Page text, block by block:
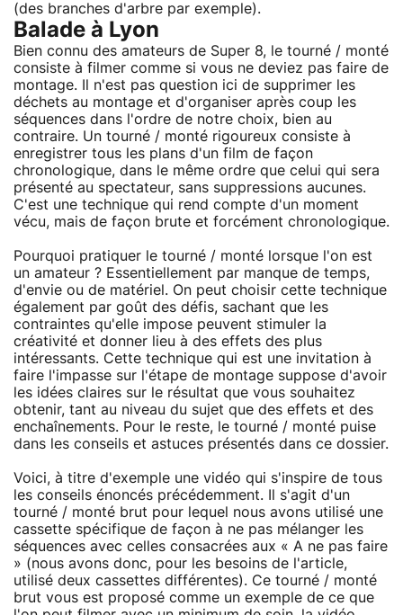
(des branches d'arbre par exemple).
Balade à Lyon
Bien connu des amateurs de Super 8, le tourné / monté
consiste à filmer comme si vous ne deviez pas faire de
montage. Il n'est pas question ici de supprimer les
déchets au montage et d'organiser après coup les
séquences dans l'ordre de notre choix, bien au
contraire. Un tourné / monté rigoureux consiste à
enregistrer tous les plans d'un film de façon
chronologique, dans le même ordre que celui qui sera
présenté au spectateur, sans suppressions aucunes.
C'est une technique qui rend compte d'un moment
vécu, mais de façon brute et forcément chronologique.
Pourquoi pratiquer le tourné / monté lorsque l'on est
un amateur ? Essentiellement par manque de temps,
d'envie ou de matériel. On peut choisir cette technique
également par goût des défis, sachant que les
contraintes qu'elle impose peuvent stimuler la
créativité et donner lieu à des effets des plus
intéressants. Cette technique qui est une invitation à
faire l'impasse sur l'étape de montage suppose d'avoir
les idées claires sur le résultat que vous souhaitez
obtenir, tant au niveau du sujet que des effets et des
enchaînements. Pour le reste, le tourné / monté puise
dans les conseils et astuces présentés dans ce dossier.
Voici, à titre d'exemple une vidéo qui s'inspire de tous
les conseils énoncés précédemment. Il s'agit d'un
tourné / monté brut pour lequel nous avons utilisé une
cassette spécifique de façon à ne pas mélanger les
séquences avec celles consacrées aux « A ne pas faire
» (nous avons donc, pour les besoins de l'article,
utilisé deux cassettes différentes). Ce tourné / monté
brut vous est proposé comme un exemple de ce que